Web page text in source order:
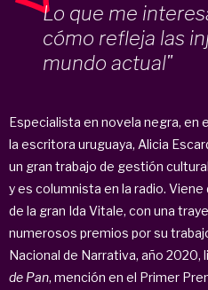
Lo que me
cómo refleja las
mundo actual"
Especialista en novela negra, en
la escritora uruguaya, Alicia
un gran trabajo de gestión
y es columnista en la radio.
de la gran Ida Vitale, con una
numerosos premios por su
Nacional de Narrativa, año 2020,
de Pan, mención en el Primer